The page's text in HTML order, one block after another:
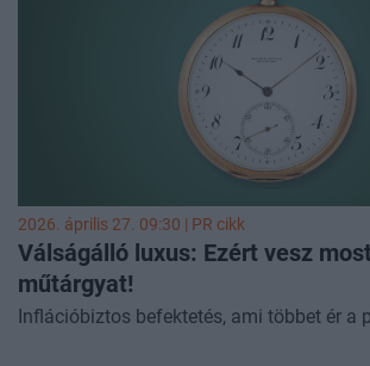
számlát vezet, és folyamatosan a
meghaladó növekedést ér el, miközben a
minősége továbbra is kiváló.
2026. április 27. 09:30 | PR cikk
Válságálló luxus: Ezért vesz
műtárgyat!
Inflációbiztos befektetés, ami többet ér a